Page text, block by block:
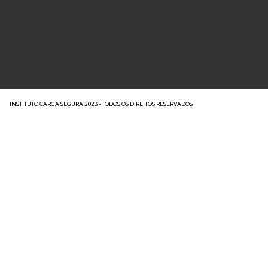
INSTITUTO CARGA SEGURA 2023 - TODOS OS DIREITOS RESERVADOS